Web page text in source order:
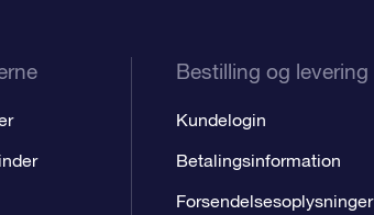
Bestilling og levering
Kundelogin
Betalingsinformation
Forsendelsesoplysninger